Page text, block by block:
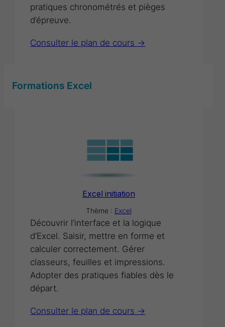
pratiques chronométrés et pièges
d’épreuve.
Consulter le plan de cours ->
Formations Excel
Excel initiation
Thème : Excel
Découvrir l’interface et la logique
d’Excel. Saisir, mettre en forme et
calculer correctement. Gérer
classeurs, feuilles et impressions.
Adopter des pratiques fiables dès le
départ.
Consulter le plan de cours ->